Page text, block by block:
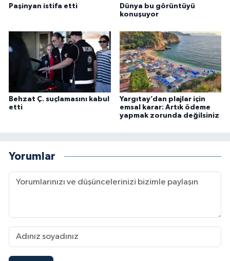
Paşinyan istifa etti
Dünya bu görüntüyü
konuşuyor
Behzat Ç. suçlamasını kabul
etti
Yargıtay’dan plajlar için
emsal karar: Artık ödeme
yapmak zorunda değilsiniz
Yorumlar